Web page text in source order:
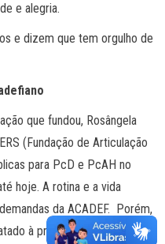
e alegria.
e dizem que tem orgulho de
que fundou, Rosângela
(Fundação de Articulação
para PcD e PcAH no
hoje. A rotina e a vida
da ACADEF. Porém,
à presidência da